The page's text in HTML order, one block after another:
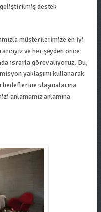
destek
müşterilerimize en iyi
ve her şeyden önce
ısrarla görev alıyoruz. Bu,
yaklaşımı kullanarak
ulaşmalarına
anlamamız anlamına